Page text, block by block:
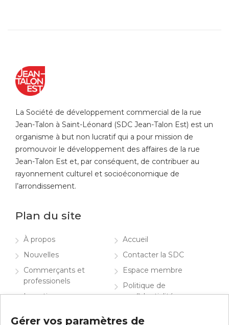
La Société de développement commercial de la rue
Jean-Talon à Saint-Léonard (SDC Jean-Talon Est) est un
organisme à but non lucratif qui a pour mission de
promouvoir le développement des affaires de la rue
Jean-Talon Est et, par conséquent, de contribuer au
rayonnement culturel et socioéconomique de
l’arrondissement.
Plan du site
À propos
Nouvelles
Commerçants et
professionels
Investir
Accueil
Contacter la SDC
Espace membre
Politique de
confidentialité
Gérer vos paramètres de